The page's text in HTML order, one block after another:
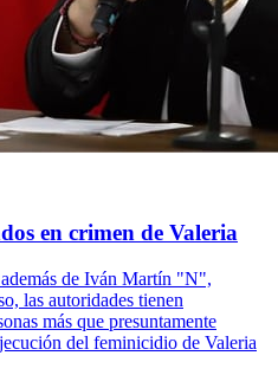
en crimen de Valeria
de Iván Martín "N",
las autoridades tienen
más que presuntamente
del feminicidio de Valeria